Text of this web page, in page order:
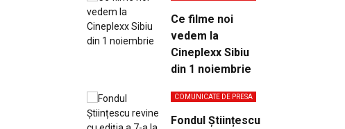
Ce filme noi
vedem la
Cineplexx Sibiu
din 1 noiembrie
COMUNICATE DE PRESA
Fondul Științescu